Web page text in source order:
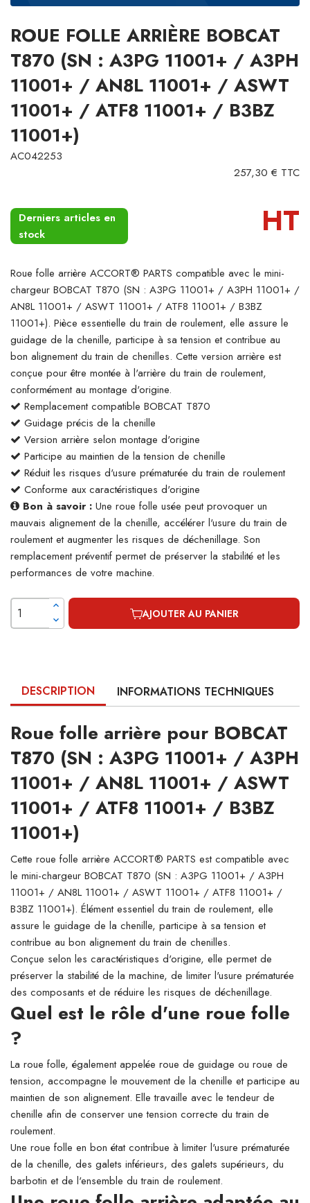
ROUE FOLLE ARRIÈRE BOBCAT
T870 (SN : A3PG 11001+ / A3PH
11001+ / AN8L 11001+ / ASWT
11001+ / ATF8 11001+ / B3BZ
11001+)
AC042253
257,30 € TTC
Derniers articles en
stock
HT
Roue folle arrière ACCORT® PARTS compatible avec le mini-
chargeur BOBCAT T870 (SN : A3PG 11001+ / A3PH 11001+ /
AN8L 11001+ / ASWT 11001+ / ATF8 11001+ / B3BZ
11001+). Pièce essentielle du train de roulement, elle assure le
guidage de la chenille, participe à sa tension et contribue au
bon alignement du train de chenilles. Cette version arrière est
conçue pour être montée à l'arrière du train de roulement,
conformément au montage d'origine.
Remplacement compatible BOBCAT T870
Guidage précis de la chenille
Version arrière selon montage d'origine
Participe au maintien de la tension de chenille
Réduit les risques d'usure prématurée du train de roulement
Conforme aux caractéristiques d'origine
Bon à savoir : Une roue folle usée peut provoquer un
mauvais alignement de la chenille, accélérer l'usure du train de
roulement et augmenter les risques de déchenillage. Son
remplacement préventif permet de préserver la stabilité et les
performances de votre machine.
AJOUTER AU PANIER
DESCRIPTION INFORMATIONS TECHNIQUES
Roue folle arrière pour BOBCAT
T870 (SN : A3PG 11001+ / A3PH
11001+ / AN8L 11001+ / ASWT
11001+ / ATF8 11001+ / B3BZ
11001+)
Cette roue folle arrière ACCORT® PARTS est compatible avec
le mini-chargeur BOBCAT T870 (SN : A3PG 11001+ / A3PH
11001+ / AN8L 11001+ / ASWT 11001+ / ATF8 11001+ /
B3BZ 11001+). Élément essentiel du train de roulement, elle
assure le guidage de la chenille, participe à sa tension et
contribue au bon alignement du train de chenilles.
Conçue selon les caractéristiques d'origine, elle permet de
préserver la stabilité de la machine, de limiter l'usure prématurée
des composants et de réduire les risques de déchenillage.
Quel est le rôle d'une roue folle
?
La roue folle, également appelée roue de guidage ou roue de
tension, accompagne le mouvement de la chenille et participe au
maintien de son alignement. Elle travaille avec le tendeur de
chenille afin de conserver une tension correcte du train de
roulement.
Une roue folle en bon état contribue à limiter l'usure prématurée
de la chenille, des galets inférieurs, des galets supérieurs, du
barbotin et de l'ensemble du train de roulement.